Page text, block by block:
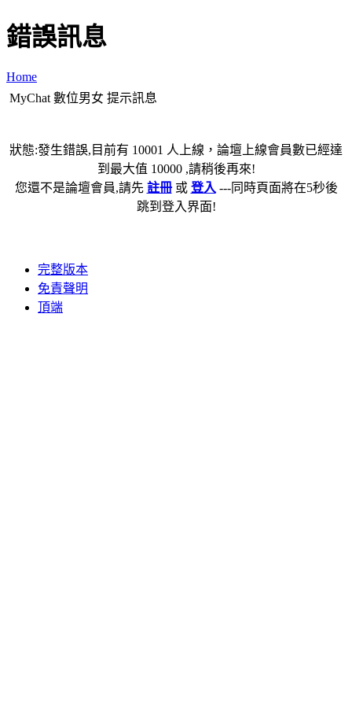
錯誤訊息
Home
MyChat 數位男女 提示訊息
狀態:發生錯誤,目前有 10001 人上線，論壇上線會員數已經達
到最大值 10000 ,請稍後再來!
您還不是論壇會員,請先 註冊或 登入 ---同時頁面將在5秒後
跳到登入界面!
完整版本
免責聲明
頂端